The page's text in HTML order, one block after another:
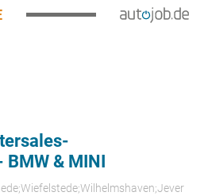
& MINI